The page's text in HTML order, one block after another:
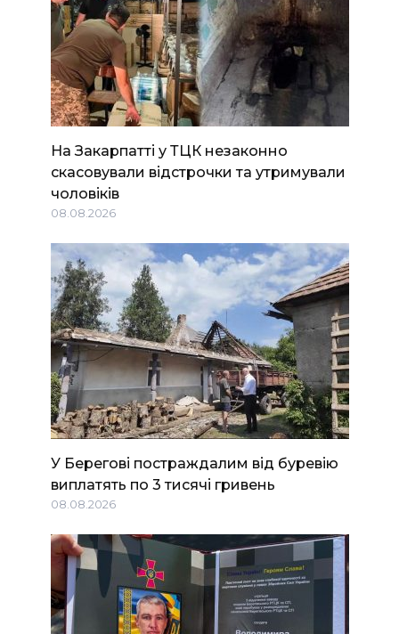
На Закарпатті у ТЦК незаконно
скасовували відстрочки та утримували
чоловіків
08.08.2026
У Берегові постраждалим від буревію
виплатять по 3 тисячі гривень
08.08.2026